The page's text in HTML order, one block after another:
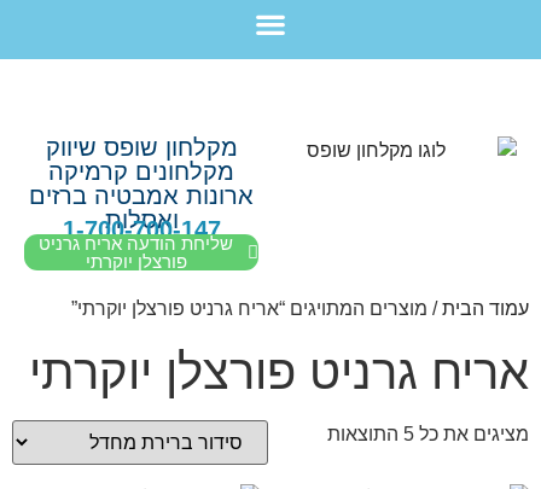
מקלחון שופס שיווק
מקלחונים קרמיקה
ארונות אמבטיה ברזים
ואסלות
1-700-700-147
שליחת הודעה אריח גרניט
פורצלן יוקרתי
עמוד הבית/ מוצרים המתויגים “אריח גרניט פורצלן יוקרתי”
אריח גרניט פורצלן יוקרתי
מציגים את כל ⁦5⁩ התוצאות